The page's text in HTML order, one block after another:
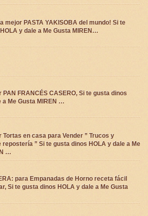
mejor PASTA YAKISOBA del mundo! Si te
y dale a Me Gusta MIREN…
PAN FRANCÉS CASERO, Si te gusta dinos
a Me Gusta MIREN …
Tortas en casa para Vender ” Trucos y
repostería ” Si te gusta dinos HOLA y dale a Me
…
para Empanadas de Horno receta fácil
Si te gusta dinos HOLA y dale a Me Gusta